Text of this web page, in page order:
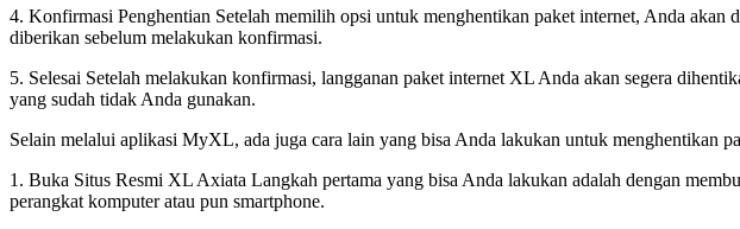
4. Konfirmasi Penghentian Setelah memilih opsi untuk menghentikan paket internet, Anda
diberikan sebelum melakukan konfirmasi.
5. Selesai Setelah melakukan konfirmasi, langganan paket internet XL Anda akan segera
yang sudah tidak Anda gunakan.
Selain melalui aplikasi MyXL, ada juga cara lain yang bisa Anda lakukan untuk
1. Buka Situs Resmi XL Axiata Langkah pertama yang bisa Anda lakukan adalah dengan
perangkat komputer atau pun smartphone.